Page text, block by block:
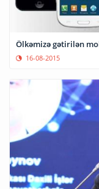
Ölkəmizə gətirilən
16-08-2015